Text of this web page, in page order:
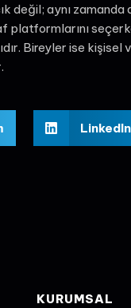
değil; aynı
Bireyler ise kişisel
LinkedIn
KURUMSAL